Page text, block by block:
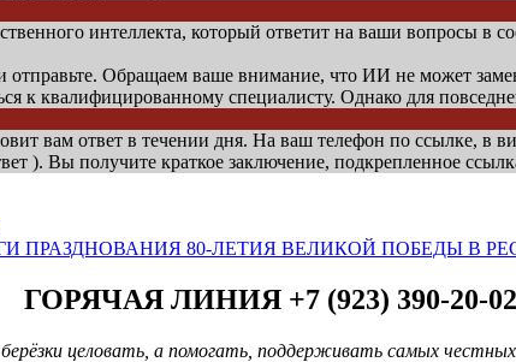
интеллекта, который ответит на ваши вопросы в
Обращаем ваше внимание, что ИИ не может
к квалифицированному специалисту. Однако для
вам ответ в течении дня. На ваш телефон по ссылке, в
). Вы получите краткое заключение, подкрепленное
ПРАЗДНОВАНИЯ 80-ЛЕТИЯ ВЕЛИКОЙ ПОБЕДЫ В
ГОРЯЧАЯ ЛИНИЯ +7 (923) 390-20-02
целовать, а помогать, поддерживать самых